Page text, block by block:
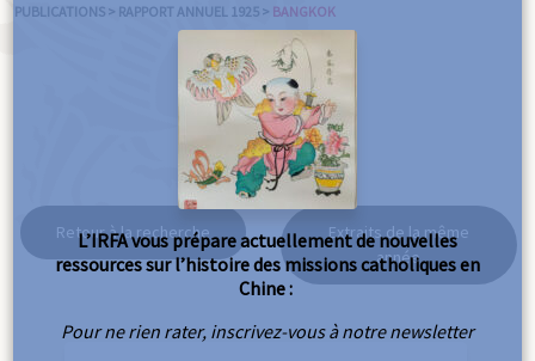
PUBLICATIONS > RAPPORT ANNUEL 1925 > BANGKOK
Bangkok
Retour à la recherche
Extraits de la même
année
L’IRFA vous prépare actuellement de nouvelles
ressources sur l’histoire des missions catholiques en
Chine :
Pour ne rien rater, inscrivez-vous à notre newsletter